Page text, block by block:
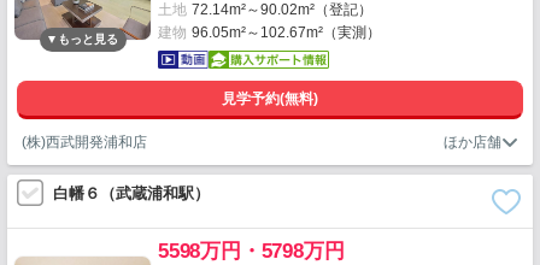
土地 72.14m²～90.02m²（登記）
建物 96.05m²～102.67m²（実測）
見学予約(無料)
(株)西武開発浦和店
白幡６（武蔵浦和駅）
5598万円・5798万円